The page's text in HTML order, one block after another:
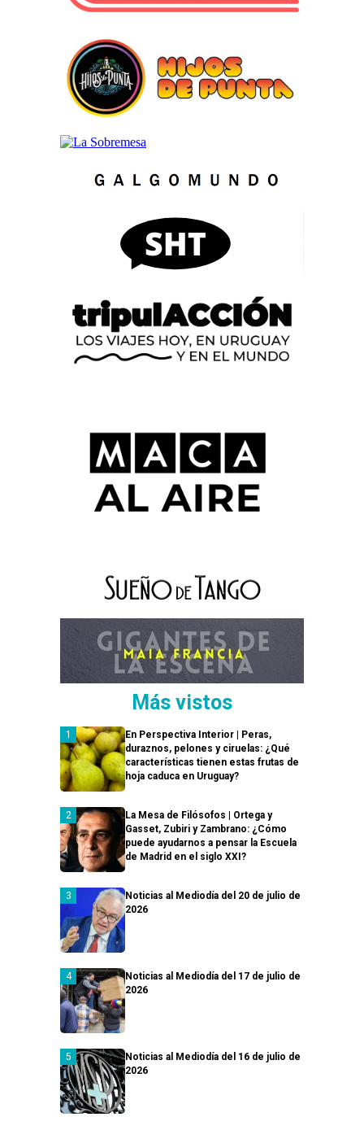
Más vistos
En Perspectiva Interior | Peras,
duraznos, pelones y ciruelas: ¿Qué
características tienen estas frutas de
hoja caduca en Uruguay?
La Mesa de Filósofos | Ortega y
Gasset, Zubiri y Zambrano: ¿Cómo
puede ayudarnos a pensar la Escuela
de Madrid en el siglo XXI?
Noticias al Mediodía del 20 de julio de
2026
Noticias al Mediodía del 17 de julio de
2026
Noticias al Mediodía del 16 de julio de
2026